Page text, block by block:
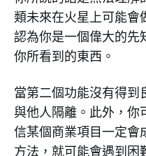
類未來在火星上可能會
認為你是一個偉大的先
你所看到的東西。
當第二個功能沒有得到
與他人隔離。此外，你
信某個商業項目一定會
方法，就可能會遇到困